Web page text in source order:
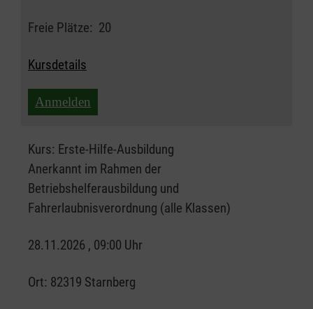
Freie Plätze: 20
Kursdetails
Anmelden
Kurs: Erste-Hilfe-Ausbildung
Anerkannt im Rahmen der
Betriebshelferausbildung und
Fahrerlaubnisverordnung (alle Klassen)
28.11.2026 , 09:00 Uhr
Ort: 82319 Starnberg